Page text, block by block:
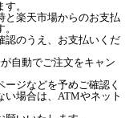
。
と楽天市場からのお支払
認のうえ、お支払いくだ
自動でご注文をキャン
ジなどを予めご確認く
い場合は、ATMやネット